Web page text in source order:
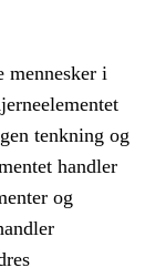
mennesker i
tenkning og
handler
og